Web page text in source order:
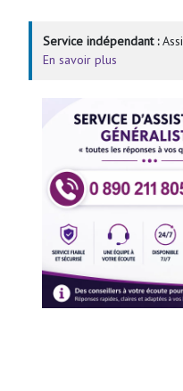
Service indépendant :
En savoir plus